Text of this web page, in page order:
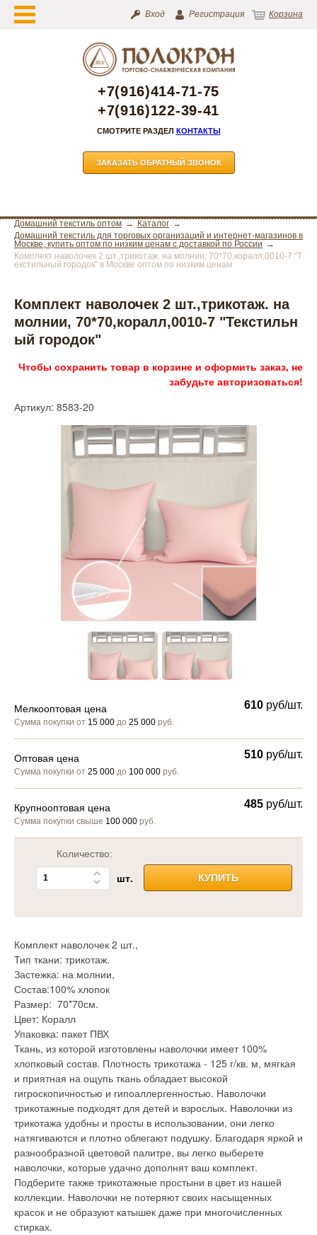
Вход Регистрация Корзина
+7(916)414-71-75
+7(916)122-39-41
СМОТРИТЕ РАЗДЕЛ КОНТАКТЫ
ЗАКАЗАТЬ ОБРАТНЫЙ ЗВОНОК
Домашний текстиль оптом
Каталог
Домашний текстиль для торговых организаций и интернет-магазинов в
Москве, купить оптом по низким ценам с доставкой по России
Комплект наволочек 2 шт.,трикотаж. на молнии, 70*70,коралл,0010-7 "Т
екстильный городок" в Москве оптом по низким ценам
Комплект наволочек 2 шт.,трикотаж. на
молнии, 70*70,коралл,0010-7 "Текстильн
ый городок"
Чтобы сохранить товар в корзине и оформить заказ, не
забудьте авторизоваться!
Артикул: 8583-20
Мелкооптовая цена
Сумма покупки от 15 000 до 25 000 руб.
610 руб/шт.
Оптовая цена
Сумма покупки от 25 000 до 100 000 руб.
510 руб/шт.
Крупнооптовая цена
Сумма покупки свыше 100 000 руб.
485 руб/шт.
Количество:
шт. КУПИТЬ
Комплект наволочек 2 шт.,
Тип ткани: трикотаж.
Застежка: на молнии,
Состав:100% хлопок
Размер: 70*70см.
Цвет: Коралл
Упаковка: пакет ПВХ
Ткань, из которой изготовлены наволочки имеет 100%
хлопковый состав. Плотность трикотажа - 125 г/кв. м, мягкая
и приятная на ощупь ткань обладает высокой
гигроскопичностью и гипоаллергенностью. Наволочки
трикотажные подходят для детей и взрослых. Наволочки из
трикотажа удобны и просты в использовании, они легко
натягиваются и плотно облегают подушку. Благодаря яркой и
разнообразной цветовой палитре, вы легко выберете
наволочки, которые удачно дополнят ваш комплект.
Подберите также трикотажные простыни в цвет из нашей
коллекции. Наволочки не потеряют своих насыщенных
красок и не образуют катышек даже при многочисленных
стирках.